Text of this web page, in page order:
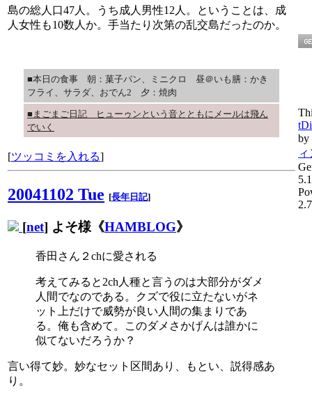
島の総人口47人。うち成人男性12人。ということは、成
人女性も10数人か。手当たり次第の乱交島だったのか。
■本日の食事 朝：菓子パン、ミニクロ 昼＠いも膳：かき
フライ、サラダ、おでん2 夕：焼肉
■まごまご日記 ヒューゥンという音とともにメールは飛ん
でいく
[ツッコミを入れる]
20041102 Tue [長年日記]
[net] よそ様《HAMBLOG》
香田さん２chに愛される
考えてみると2ch人種と言うのは大部分がダメ
人間でなのである。クズで役に立たないがネ
ット上だけで威勢が良い人間の集まりであ
る。俺も含めて。このダメさかげんは誰かに
似てないだろうか？
言い得て妙。妙なセット区間あり、もとい、説得感あ
り。
by